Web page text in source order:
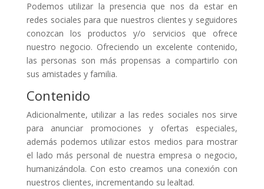
Podemos utilizar la presencia que nos da estar en
redes sociales para que nuestros clientes y seguidores
conozcan los productos y/o servicios que ofrece
nuestro negocio. Ofreciendo un excelente contenido,
las personas son más propensas a compartirlo con
sus amistades y familia.
Contenido
Adicionalmente, utilizar a las redes sociales nos sirve
para anunciar promociones y ofertas especiales,
además podemos utilizar estos medios para mostrar
el lado más personal de nuestra empresa o negocio,
humanizándola. Con esto creamos una conexión con
nuestros clientes, incrementando su lealtad.